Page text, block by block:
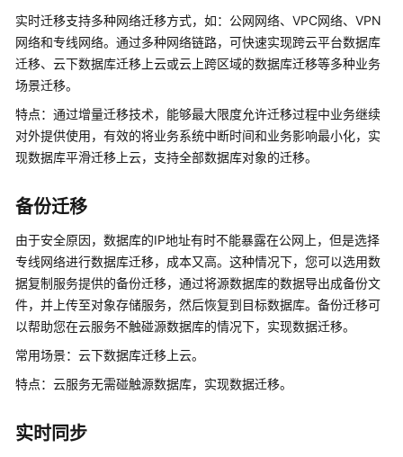
用
户
指
南
最
佳
实
全
白
皮
书
参
考
SDK
参
实时迁移支持多种网络迁移方式，如：公网网络、VPC网络、VPN
网络和专线网络。通过多种网络链路，可快速实现跨云平台数据库
迁移、云下数据库迁移上云或云上跨区域的数据库迁移等多种业务
场景迁移。
特点：通过增量迁移技术，能够最大限度允许迁移过程中业务继续
对外提供使用，有效的将业务系统中断时间和业务影响最小化，实
现数据库平滑迁移上云，支持全部数据库对象的迁移。
备份迁移
由于安全原因，数据库的IP地址有时不能暴露在公网上，但是选择
专线网络进行数据库迁移，成本又高。这种情况下，您可以选用数
据复制服务提供的备份迁移，通过将源数据库的数据导出成备份文
件，并上传至对象存储服务，然后恢复到目标数据库。备份迁移可
以帮助您在云服务不触碰源数据库的情况下，实现数据迁移。
常用场景：云下数据库迁移上云。
特点：云服务无需碰触源数据库，实现数据迁移。
实时同步